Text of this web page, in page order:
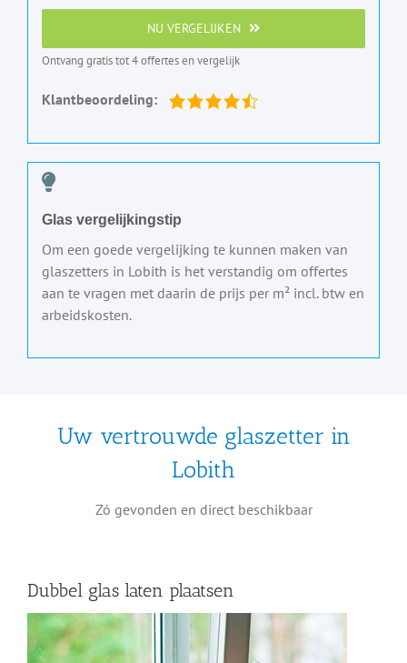
NU VERGELIJKEN
Ontvang gratis tot 4 offertes en vergelijk
Klantbeoordeling:
Glas vergelijkingstip
Om een goede vergelijking te kunnen maken van
glaszetters in Lobith is het verstandig om offertes
aan te vragen met daarin de prijs per m² incl. btw en
arbeidskosten.
Uw vertrouwde glaszetter in
Lobith
Zó gevonden en direct beschikbaar
Dubbel glas laten plaatsen